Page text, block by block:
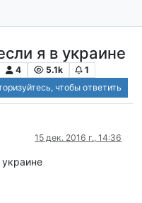
я в украине
4 5.1k
1
чтобы ответить
15 дек. 2016 г., 14:36